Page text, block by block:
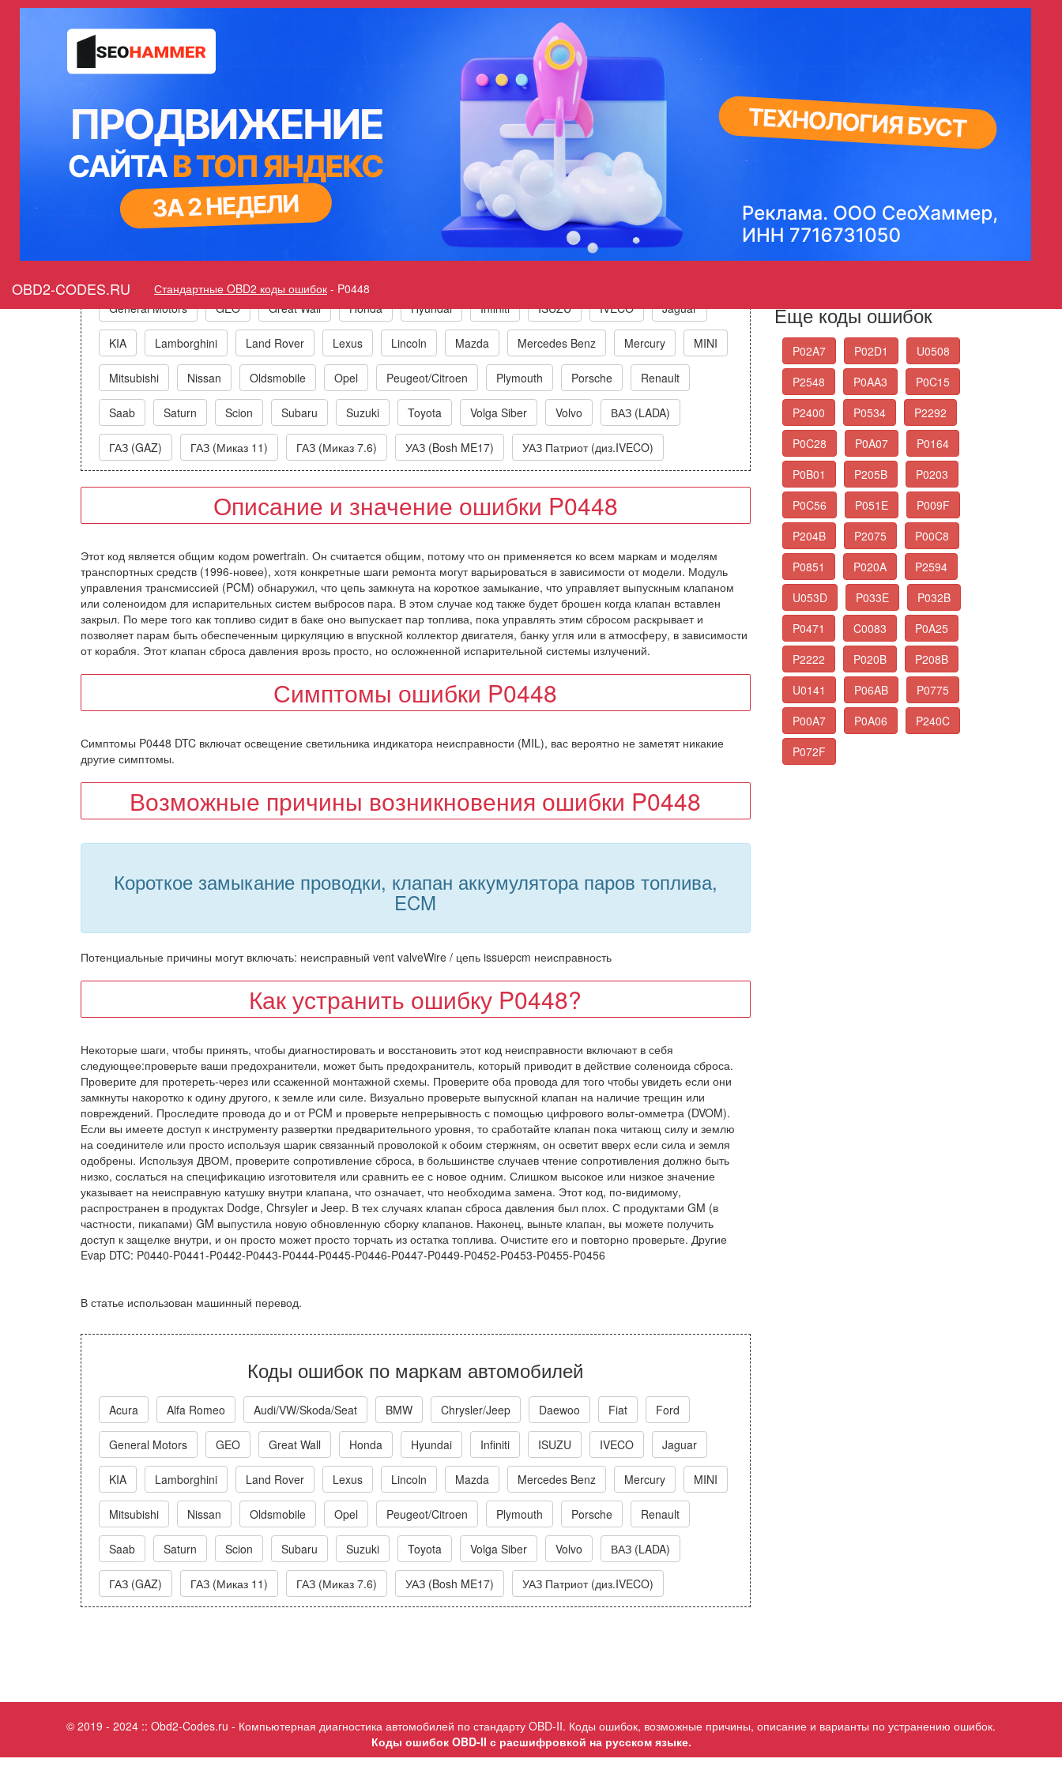
OBD2-CODES.RU Стандартные OBD2 коды ошибок - P0448
Ошибка P0448 Система улавливания паров топлива, управление продувкой - короткое замыкание
Горит ошибка Check Engine P0448 Evaporative Emission Control System Vent Valve/Solenoid Circuit
Shorted
Коды ошибок по маркам автомобилей
General Motors GEO Great Wall Honda Hyundai Infiniti ISUZU IVECO Jaguar
KIA Lamborghini Land Rover Lexus Lincoln Mazda Mercedes Benz Mercury MINI
Mitsubishi Nissan Oldsmobile Opel Peugeot/Citroen Plymouth Porsche Renault
Saab Saturn Scion Subaru Suzuki Toyota Volga Siber Volvo ВАЗ (LADA)
ГАЗ (GAZ) ГАЗ (Миказ 11) ГАЗ (Миказ 7.6) УАЗ (Bosh ME17) УАЗ Патриот (диз.IVECO)
Описание и значение ошибки P0448
Этот код является общим кодом powertrain. Он считается общим, потому что он применяется ко всем маркам и моделям
транспортных средств (1996-новее), хотя конкретные шаги ремонта могут варьироваться в зависимости от модели. Модуль
управления трансмиссией (PCM) обнаружил, что цепь замкнута на короткое замыкание, что управляет выпускным клапаном
или соленоидом для испарительных систем выбросов пара. В этом случае код также будет брошен когда клапан вставлен
закрыл. По мере того как топливо сидит в баке оно выпускает пар топлива, пока управлять этим сбросом раскрывает и
позволяет парам быть обеспеченным циркуляцию в впускной коллектор двигателя, банку угля или в атмосферу, в зависимости
от корабля. Этот клапан сброса давления врозь просто, но осложненной испарительной системы излучений.
Симптомы ошибки P0448
Симптомы P0448 DTC включат освещение светильника индикатора неисправности (MIL), вас вероятно не заметят никакие
другие симптомы.
Возможные причины возникновения ошибки P0448
Короткое замыкание проводки, клапан аккумулятора паров топлива,
ECM
Потенциальные причины могут включать: неисправный vent valveWire / цепь issuepcm неисправность
Как устранить ошибку P0448?
Некоторые шаги, чтобы принять, чтобы диагностировать и восстановить этот код неисправности включают в себя
следующее:проверьте ваши предохранители, может быть предохранитель, который приводит в действие соленоида сброса.
Проверите для протереть-через или ссаженной монтажной схемы. Проверите оба провода для того чтобы увидеть если они
замкнуты накоротко к одину другого, к земле или силе. Визуально проверьте выпускной клапан на наличие трещин или
повреждений. Проследите провода до и от PCM и проверьте непрерывность с помощью цифрового вольт-омметра (DVOM).
Если вы имеете доступ к инструменту развертки предварительного уровня, то сработайте клапан пока читающ силу и землю
на соединителе или просто используя шарик связанный проволокой к обоим стержням, он осветит вверх если сила и земля
одобрены. Используя ДВОМ, проверите сопротивление сброса, в большинстве случаев чтение сопротивления должно быть
низко, сослаться на спецификацию изготовителя или сравнить ее с новое одним. Слишком высокое или низкое значение
указывает на неисправную катушку внутри клапана, что означает, что необходима замена. Этот код, по-видимому,
распространен в продуктах Dodge, Chrsyler и Jeep. В тех случаях клапан сброса давления был плох. С продуктами GM (в
частности, пикапами) GM выпустила новую обновленную сборку клапанов. Наконец, выньте клапан, вы можете получить
доступ к защелке внутри, и он просто может просто торчать из остатка топлива. Очистите его и повторно проверьте. Другие
Evap DTC: P0440-P0441-P0442-P0443-P0444-P0445-P0446-P0447-P0449-P0452-P0453-P0455-P0456
В статье использован машинный перевод.
Коды ошибок по маркам автомобилей
Acura Alfa Romeo Audi/VW/Skoda/Seat BMW Chrysler/Jeep Daewoo Fiat Ford
General Motors GEO Great Wall Honda Hyundai Infiniti ISUZU IVECO Jaguar
KIA Lamborghini Land Rover Lexus Lincoln Mazda Mercedes Benz Mercury MINI
Mitsubishi Nissan Oldsmobile Opel Peugeot/Citroen Plymouth Porsche Renault
Saab Saturn Scion Subaru Suzuki Toyota Volga Siber Volvo ВАЗ (LADA)
ГАЗ (GAZ) ГАЗ (Миказ 11) ГАЗ (Миказ 7.6) УАЗ (Bosh ME17) УАЗ Патриот (диз.IVECO)
Стандартные коды
ошибок OBD-II
Еще коды ошибок
P02A7 P02D1
U0508
P2548
P0AA3
P0C15
P2400
P0534
P2292
P0C28
P0A07
P0164
P0B01
P205B
P0203
P0C56
P051E
P009F
P204B
P2075
P00C8
P0851
P020A
P2594
U053D
P033E
P032B
P0471
C0083
P0A25
P2222
P020B
P208B
U0141
P06AB
P0775
P00A7
P0A06
P240C
P072F
© 2019 - 2024 :: Obd2-Codes.ru - Компьютерная диагностика автомобилей по стандарту OBD-II. Коды ошибок, возможные причины, описание и варианты по устранению ошибок.
Коды ошибок OBD-II с расшифровкой на русском языке.